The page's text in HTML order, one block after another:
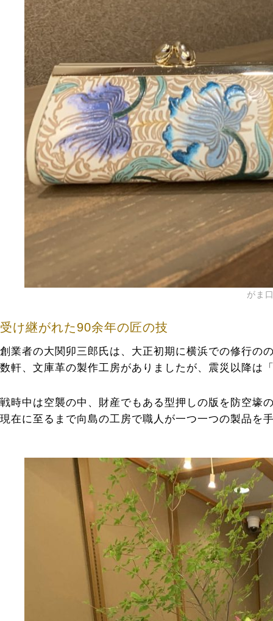
がま
受け継がれた90余年の匠の技
創業者の大関卯三郎氏は、大正初期に横浜での修行の
数軒、文庫革の製作工房がありましたが、震災以降は
戦時中は空襲の中、財産でもある型押しの版を防空壕
現在に至るまで向島の工房で職人が一つ一つの製品を